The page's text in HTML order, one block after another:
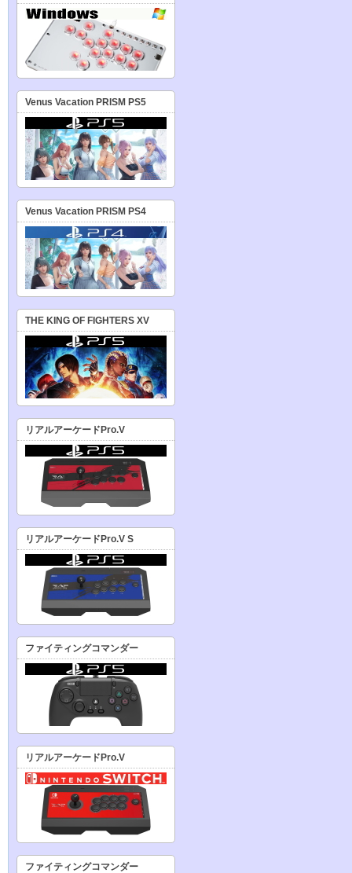
Venus Vacation PRISM PS5
Venus Vacation PRISM PS4
THE KING OF FIGHTERS XV
リアルアーケードPro.V
リアルアーケードPro.V S
ファイティングコマンダー
リアルアーケードPro.V
ファイティングコマンダー